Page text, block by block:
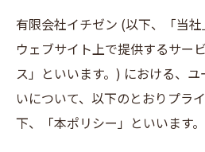
有限会社イチゼン (以下、「当
ウェブサイト上で提供するサー
ス」といいます。) における、
いについて、以下のとおりプラ
下、「本ポリシー」といいます。